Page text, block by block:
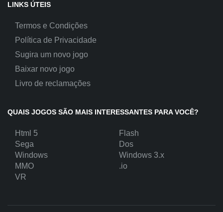
LINKS ÚTEIS
Termos e Condições
Política de Privacidade
Sugira um novo jogo
Baixar novo jogo
Livro de reclamações
QUAIS JOGOS SÃO MAIS INTERESSANTES PARA VOCÊ?
Html 5
Flash
Sega
Dos
Windows
Windows 3.x
MMO
.io
VR